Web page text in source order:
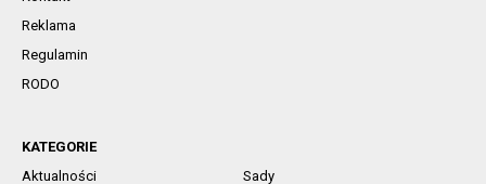
Reklama
Regulamin
RODO
KATEGORIE
Aktualności
Sady